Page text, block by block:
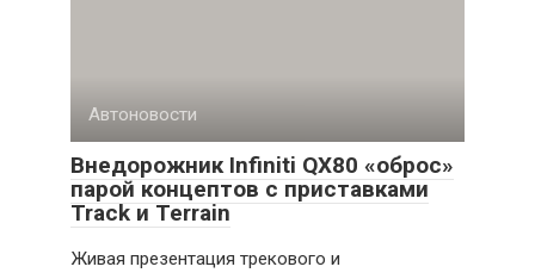
Автоновости
Внедорожник Infiniti QX80 «оброс»
парой концептов с приставками
Track и Terrain
Живая презентация трекового и